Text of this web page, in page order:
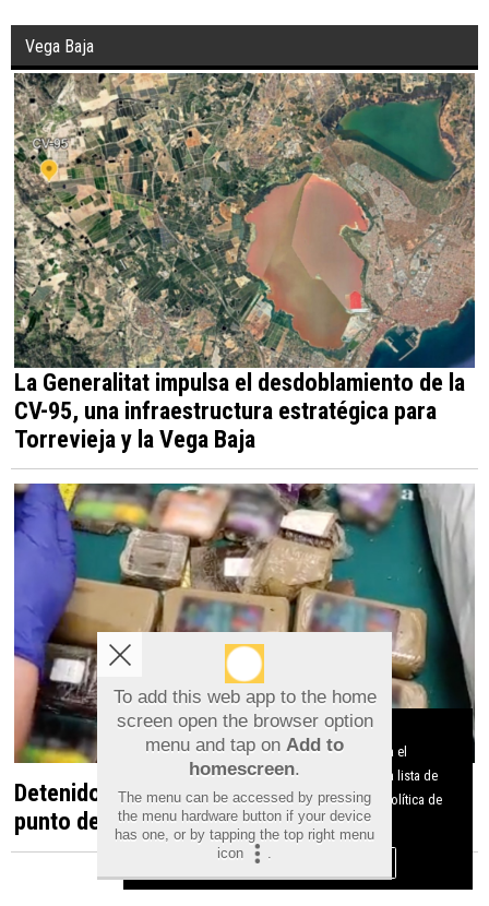
Vega Baja
La Generalitat impulsa el desdoblamiento de la
CV-95, una infraestructura estratégica para
Torrevieja y la Vega Baja
Detenido en Albatera por dirigir un presunto
punto de venta de droga desde una vivienda
To add this web app to the home
screen open the browser option
menu and tap on Add to
homescreen.
The menu can be accessed by pressing
the menu hardware button if your device
has one, or by tapping the top right menu
icon
.
Aviso sobre el Uso de cookies:
Utilizamos cookies nuestras y de terceros para el
funcionamiento del digital. Puedes consultar la lista de
cookies y como desconectarlas. Ver nuestra Política de
Privacidad y Cookies
Aceptar Cookies